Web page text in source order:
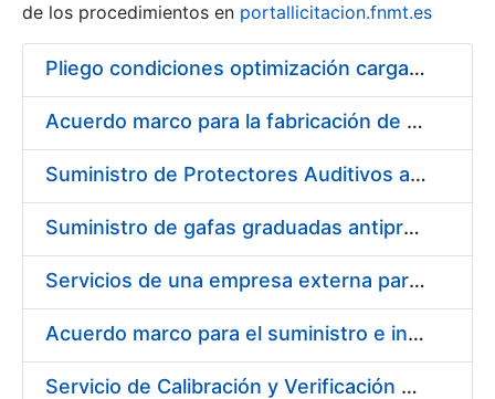
Show/Hide
de los procedimientos en portallicitacion.fnmt.es
Pliego condiciones optimización cargas compras firmado
Acuerdo marco para la fabricación de piezas
Suministro de Protectores Auditivos a medida para las personas trabajadoras de los Centros de Trabajo de Madrid y Burgos
Suministro de gafas graduadas antiproyecciones para los trabajadores de la FNMT-RCM en los centros de trabajo de Madrid y Burgos
Servicios de una empresa externa para el asesoramiento y resolución de los recursos de alzada que se presentan relacionados con procesos de selección para la FNMT-RCM
Acuerdo marco para el suministro e instalación de persianas, estores y otros complementos
Servicio de Calibración y Verificación Externa de los Equipos de Medición del Servicio de Prevención de la FNMT-RCM